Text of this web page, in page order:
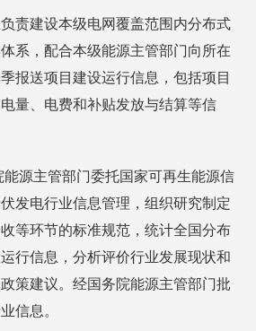
责建设本级电网覆盖范围内分布式
系，配合本级能源主管部门向所在
报送项目建设运行信息，包括项目
量、电费和补贴发放与结算等信
源主管部门委托国家可再生能源信
发电行业信息管理，组织研究制定
等环节的标准规范，统计全国分布
行信息，分析评价行业发展现状和
策建议。经国务院能源主管部门批
信息。